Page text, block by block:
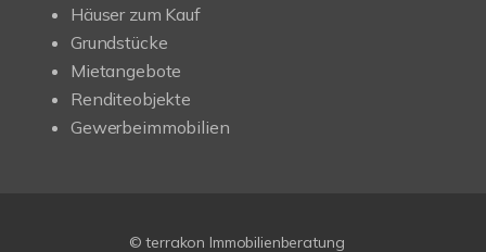
Häuser zum Kauf
Grundstücke
Mietangebote
Renditeobjekte
Gewerbeimmobilien
© terrakon Immobilienberatung